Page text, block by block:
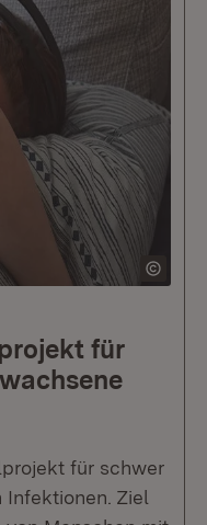
für
für schwer
Ziel